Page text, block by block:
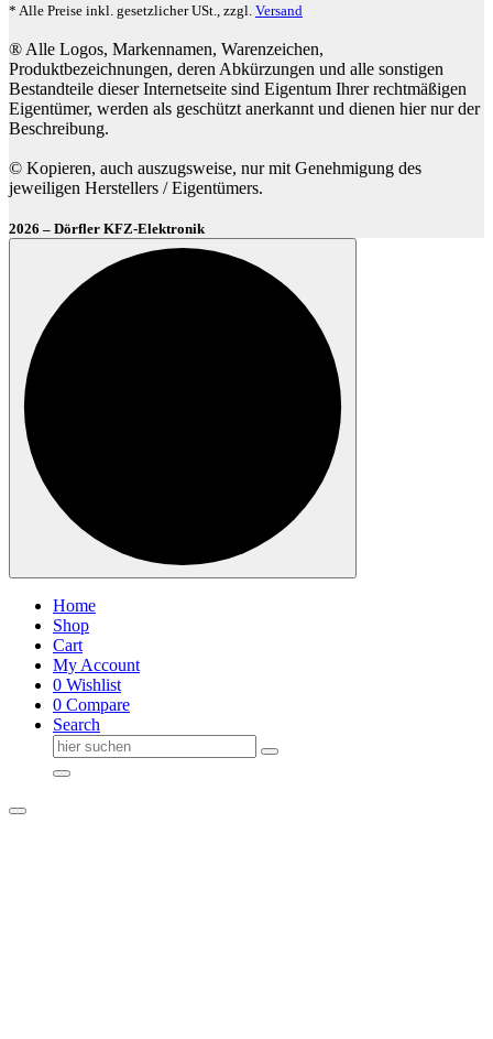
* Alle Preise inkl. gesetzlicher USt., zzgl. Versand
® Alle Logos, Markennamen, Warenzeichen,
Produktbezeichnungen, deren Abkürzungen und alle sonstigen
Bestandteile dieser Internetseite sind Eigentum Ihrer rechtmäßigen
Eigentümer, werden als geschützt anerkannt und dienen hier nur der
Beschreibung.
© Kopieren, auch auszugsweise, nur mit Genehmigung des
jeweiligen Herstellers / Eigentümers.
2026 – Dörfler KFZ-Elektronik
Home
Shop
Cart
My Account
0 Wishlist
0 Compare
Search
Suche
nach: